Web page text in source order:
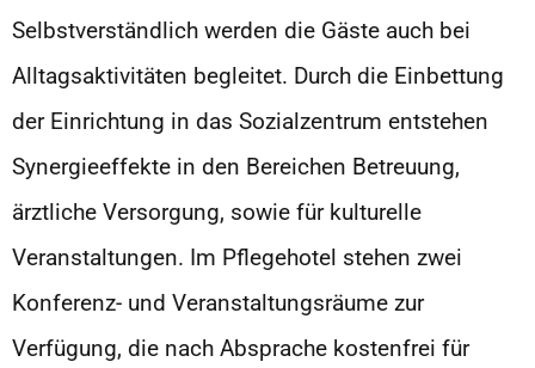
Selbstverständlich werden die Gäste auch bei
Alltagsaktivitäten begleitet. Durch die Einbettung
der Einrichtung in das Sozialzentrum entstehen
Synergieeffekte in den Bereichen Betreuung,
ärztliche Versorgung, sowie für kulturelle
Veranstaltungen. Im Pflegehotel stehen zwei
Konferenz- und Veranstaltungsräume zur
Verfügung, die nach Absprache kostenfrei für